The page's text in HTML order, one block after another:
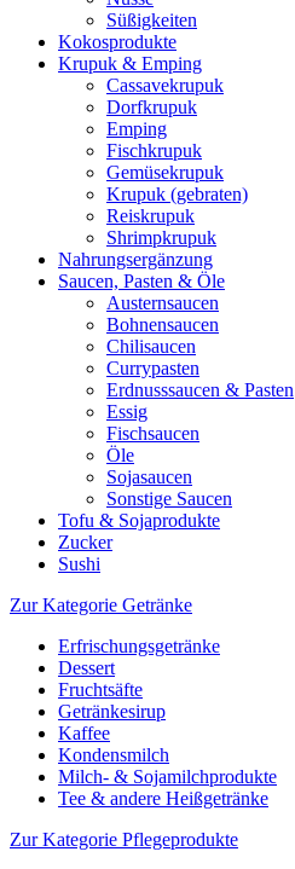
Süßigkeiten
Kokosprodukte
Krupuk & Emping
Cassavekrupuk
Dorfkrupuk
Emping
Fischkrupuk
Gemüsekrupuk
Krupuk (gebraten)
Reiskrupuk
Shrimpkrupuk
Nahrungsergänzung
Saucen, Pasten & Öle
Austernsaucen
Bohnensaucen
Chilisaucen
Currypasten
Erdnusssaucen & Pasten
Essig
Fischsaucen
Öle
Sojasaucen
Sonstige Saucen
Tofu & Sojaprodukte
Zucker
Sushi
Zur Kategorie Getränke
Erfrischungsgetränke
Dessert
Fruchtsäfte
Getränkesirup
Kaffee
Kondensmilch
Milch- & Sojamilchprodukte
Tee & andere Heißgetränke
Zur Kategorie Pflegeprodukte